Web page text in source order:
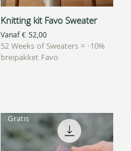
Snel overzicht
Knitting kit Favo Sweater
Vanaf€ 52,00
Verkoopprijs
52 Weeks of Sweaters = -10%
breipakket Favo
Gratis